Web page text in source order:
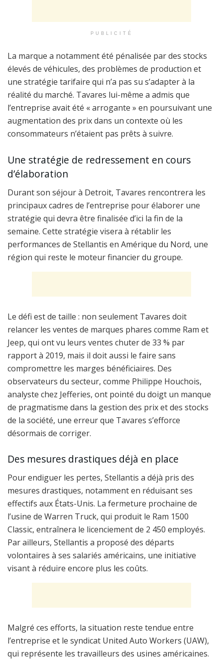
PUBLICITÉ
La marque a notamment été pénalisée par des stocks
élevés de véhicules, des problèmes de production et
une stratégie tarifaire qui n’a pas su s’adapter à la
réalité du marché. Tavares lui-même a admis que
l’entreprise avait été « arrogante » en poursuivant une
augmentation des prix dans un contexte où les
consommateurs n’étaient pas prêts à suivre.
Une stratégie de redressement en cours
d’élaboration
Durant son séjour à Detroit, Tavares rencontrera les
principaux cadres de l’entreprise pour élaborer une
stratégie qui devra être finalisée d’ici la fin de la
semaine. Cette stratégie visera à rétablir les
performances de Stellantis en Amérique du Nord, une
région qui reste le moteur financier du groupe.
Le défi est de taille : non seulement Tavares doit
relancer les ventes de marques phares comme Ram et
Jeep, qui ont vu leurs ventes chuter de 33 % par
rapport à 2019, mais il doit aussi le faire sans
compromettre les marges bénéficiaires. Des
observateurs du secteur, comme Philippe Houchois,
analyste chez Jefferies, ont pointé du doigt un manque
de pragmatisme dans la gestion des prix et des stocks
de la société, une erreur que Tavares s’efforce
désormais de corriger.
Des mesures drastiques déjà en place
Pour endiguer les pertes, Stellantis a déjà pris des
mesures drastiques, notamment en réduisant ses
effectifs aux États-Unis. La fermeture prochaine de
l’usine de Warren Truck, qui produit le Ram 1500
Classic, entraînera le licenciement de 2 450 employés.
Par ailleurs, Stellantis a proposé des départs
volontaires à ses salariés américains, une initiative
visant à réduire encore plus les coûts.
Malgré ces efforts, la situation reste tendue entre
l’entreprise et le syndicat United Auto Workers (UAW),
qui représente les travailleurs des usines américaines.